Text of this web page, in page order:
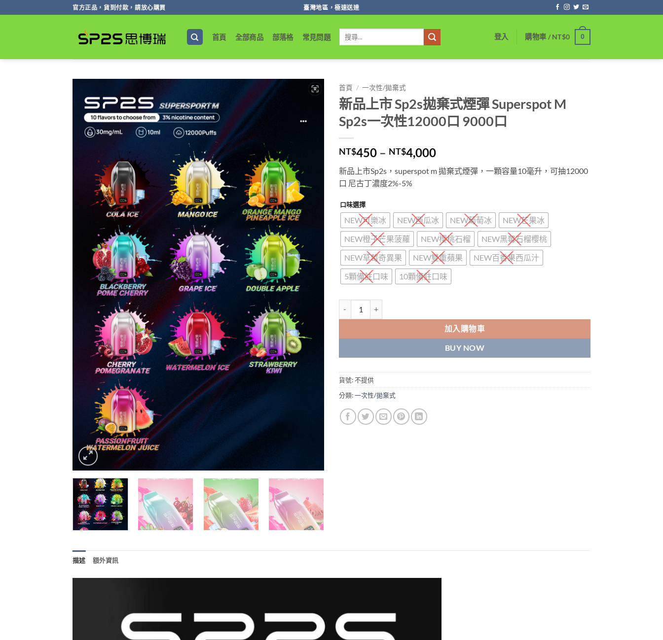
轉
官方正品，貨到付款，請放心購買 臺灣地區，極速送達
首頁 全部商品 部落格 常見問題
鍵
登入 購物車 /NT$0 0
首頁 / 一次性/拋棄式
新品上市 Sp2s拋棄式煙彈 Superspot M
Sp2s一次性12000口 9000口
NT$450 – NT$4,000價
格
範
到
NT$4,000
新品上市Sp2s，superspot m 拋棄式煙彈，一顆容量10毫升，可抽12000
口 尼古丁濃度2%-5%
口味選擇
NEW可樂冰 NEW西瓜冰 NEW葡萄冰
NEW芒果冰
NEW橙子芒果菠蘿
NEW櫻桃石榴
NEW黑莓石榴櫻桃
NEW草莓奇異果
NEW雙重蘋果
NEW百香果西瓜汁
5顆備註口味
10顆備註口味
加入購物車
BUY NOW
貨號:不提供
分類:一次性/拋棄式
描述 額外資訊